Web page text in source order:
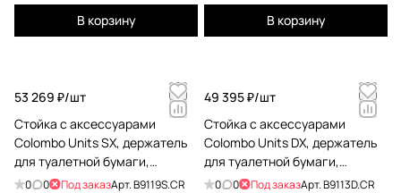
В корзину В корзину
53 269 ₽/шт
Стойка с аксессуарами
Colombo Units SX, держатель
для туалетной бумаги,
дозатор для мыла, хром
0 0 Под заказАрт.B9119S.CR
49 395 ₽/шт
Стойка с аксессуарами
Colombo Units DX, держатель
для туалетной бумаги,
мыльница, хром B9113D.CR
0 0 Под заказАрт.B9113D.CR